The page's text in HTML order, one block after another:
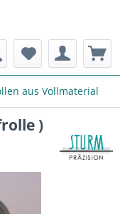
aus Vollmaterial
)